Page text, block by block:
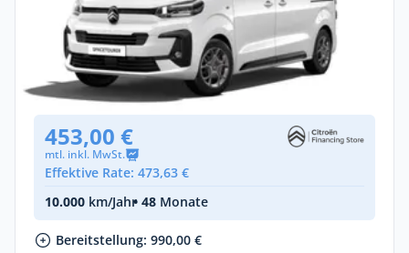
Gewerbe & Privat
Citroën Spacetourer PLUS (Länge M)
Diesel •Automatik •
Neuwagen(konfigurierbar)
453,00 €
mtl. inkl. MwSt.
Effektive Rate: 473,63 €
10.000 km/Jahr• 48 Monate
Bereitstellung: 990,00 €